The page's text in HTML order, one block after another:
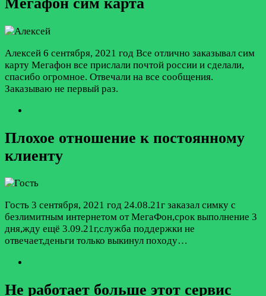
Мегафон сим карта
Алексей 6 сентября, 2021 год Все отлично заказывал сим
карту Мегафон все прислали почтой россии и сделали,
спасибо огромное. Отвечали на все сообщения.
Заказываю не первый раз.
Плохое отношение к постоянному
клиенту
Гость 3 сентября, 2021 год 24.08.21г заказал симку с
безлимитным интернетом от МегаФон,срок выполнение 3
дня,жду ещё 3.09.21г,служба поддержки не
отвечает,деньги только выкинул походу…
Не работает больше этот сервис